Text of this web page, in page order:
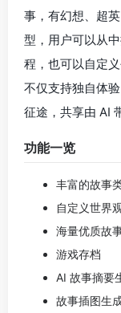
事，有幻想、超
型，用户可以从
程，也可以自定
不仅支持独自体
征途，共享由 AI
功能一览
丰富的故事
自定义世界
海量优质故
游戏存档
AI 故事摘要
故事插图生